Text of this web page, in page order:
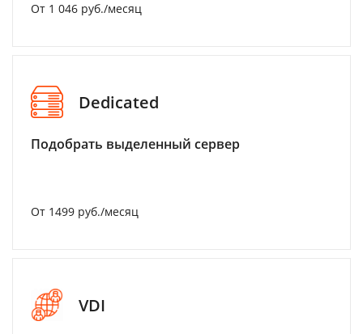
От 1 046 руб./месяц
Dedicated
Подобрать выделенный сервер
От 1499 руб./месяц
VDI